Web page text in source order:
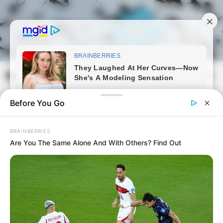
Skip
to
content
Magyarmozaik.com
Before You Go
BRAINBERRIES
Are You The Same Alone And With Others? Find Out